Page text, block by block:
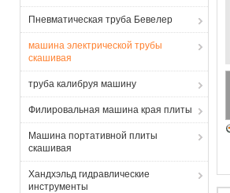
Пневматическая труба Бевелер
машина электрической трубы
скашивая
труба калибруя машину
Филировальная машина края плиты
Машина портативной плиты
скашивая
Хандхэльд гидравлические
инструменты